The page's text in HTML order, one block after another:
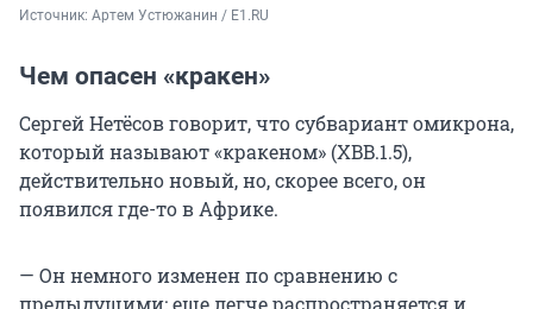
Источник: Артем Устюжанин / E1.RU
Чем опасен «кракен»
Сергей Нетёсов говорит, что субвариант омикрона,
который называют «кракеном» (XBB.1.5),
действительно новый, но, скорее всего, он
появился где-то в Африке.
— Он немного изменен по сравнению с